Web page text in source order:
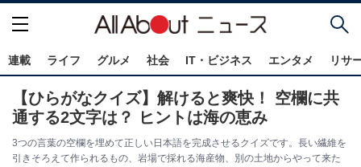
連載 ライフ グルメ 社会 IT・ビジネス エンタメ リサ
【ひらがなクイズ】解けると爽快！ 空欄に共
通する2文字は？ ヒントは海の恵み
3つの言葉の空欄を埋めて正しい日本語を完成させるクイズです。長い繊維を
引きそろえて作られるもの、岩場で採れる海産物、別の土地からやって来た